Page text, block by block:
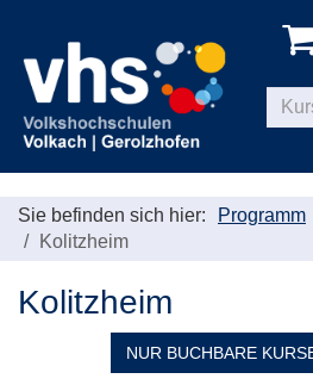
Sie befinden sich hier: Programm
Kolitzheim
Kolitzheim
NUR BUCHBARE